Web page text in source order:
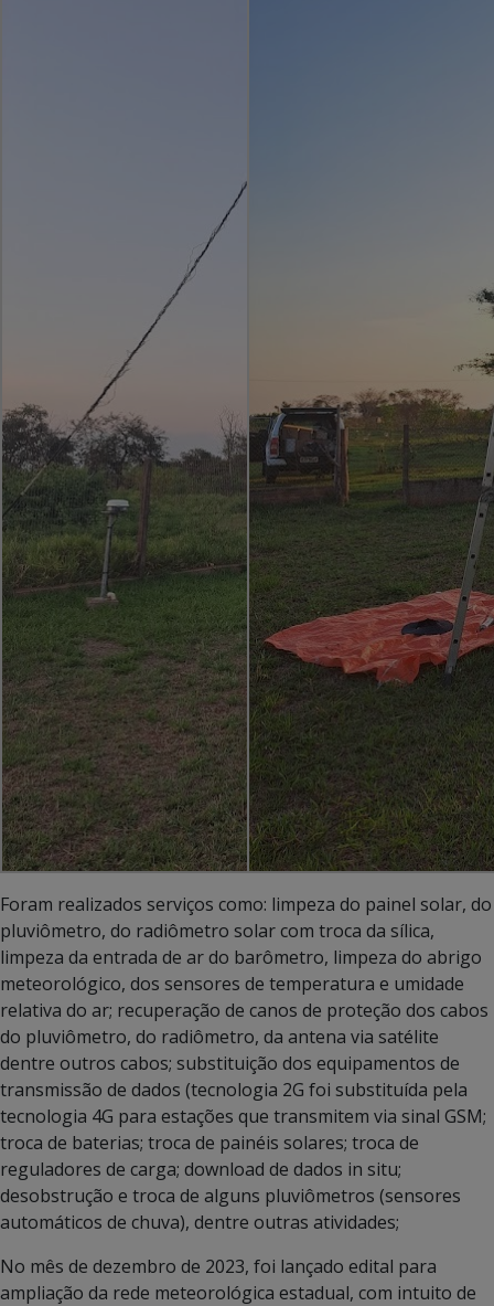
Foram realizados serviços como: limpeza do painel solar, do
pluviômetro, do radiômetro solar com troca da sílica,
limpeza da entrada de ar do barômetro, limpeza do abrigo
meteorológico, dos sensores de temperatura e umidade
relativa do ar; recuperação de canos de proteção dos cabos
do pluviômetro, do radiômetro, da antena via satélite
dentre outros cabos; substituição dos equipamentos de
transmissão de dados (tecnologia 2G foi substituída pela
tecnologia 4G para estações que transmitem via sinal GSM;
troca de baterias; troca de painéis solares; troca de
reguladores de carga; download de dados in situ;
desobstrução e troca de alguns pluviômetros (sensores
automáticos de chuva), dentre outras atividades;
No mês de dezembro de 2023, foi lançado edital para
ampliação da rede meteorológica estadual, com intuito de